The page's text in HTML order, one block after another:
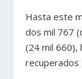
Hasta este
dos mil 767
(24 mil 660),
recuperados